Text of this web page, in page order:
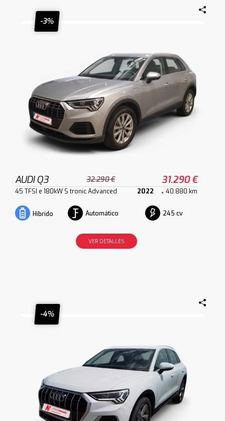
-3%
AUDI Q3 32.290 € 31.290 €
45 TFSI e 180kW S tronic Advanced 2022 40.880 km
Híbrido Automático 245 cv
VER DETALLES
-4%